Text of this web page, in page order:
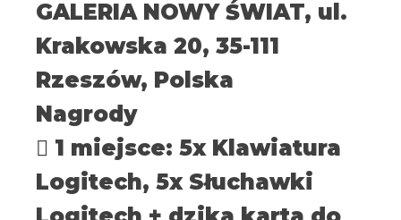
GALERIA NOWY ŚWIAT, ul.
Krakowska 20, 35-111
Rzeszów, Polska
Nagrody
 1 miejsce: 5x Klawiatura
Logitech, 5x Słuchawki